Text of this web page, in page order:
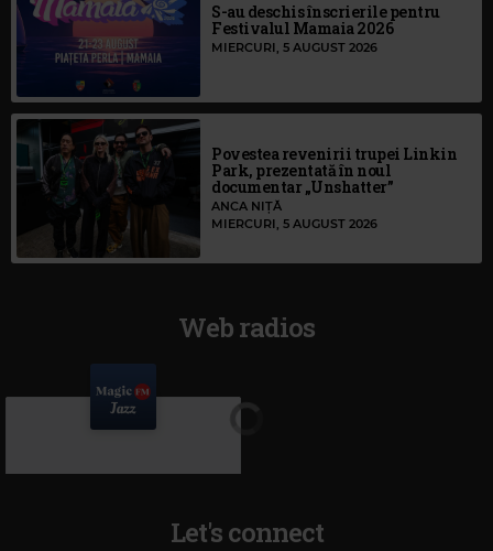
S-au deschis înscrierile pentru
Festivalul Mamaia 2026
MIERCURI, 5 AUGUST 2026
Povestea revenirii trupei Linkin
Park, prezentată în noul
documentar „Unshatter”
ANCA NIȚĂ
MIERCURI, 5 AUGUST 2026
Web radios
Let's connect